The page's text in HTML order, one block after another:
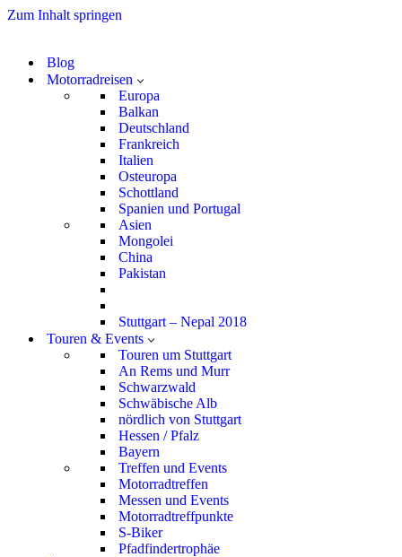
Zum Inhalt springen
Blog
Motorradreisen
Europa
Balkan
Deutschland
Frankreich
Italien
Osteuropa
Schottland
Spanien und Portugal
Asien
Mongolei
China
Pakistan
Stuttgart – Nepal 2018
Touren & Events
Touren um Stuttgart
An Rems und Murr
Schwarzwald
Schwäbische Alb
nördlich von Stuttgart
Hessen / Pfalz
Bayern
Treffen und Events
Motorradtreffen
Messen und Events
Motorradtreffpunkte
S-Biker
Pfadfindertrophäe